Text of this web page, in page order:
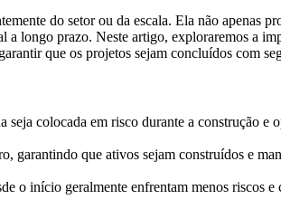
do setor ou da escala. Ela não apenas
longo prazo. Neste artigo, exploraremos a
que os projetos sejam concluídos com
colocada em risco durante a construção e
garantindo que ativos sejam construídos e
o início geralmente enfrentam menos riscos e